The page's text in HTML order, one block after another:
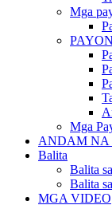
Mga
Mga
ANDAM NA
Balita
Balita
Balita
MGA VIDEO